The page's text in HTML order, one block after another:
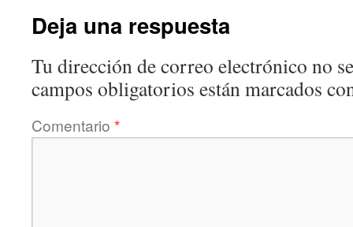
Deja una respuesta
Tu dirección de correo electrónico no
campos obligatorios están marcados
Comentario *